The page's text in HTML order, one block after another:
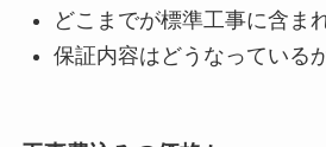
どこまでが標準工事に含ま
保証内容はどうなっている